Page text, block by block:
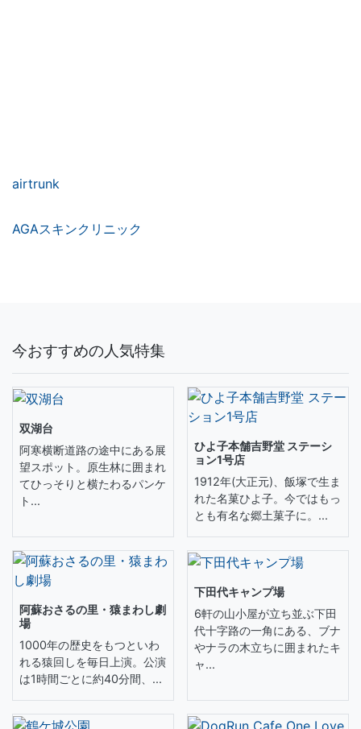
airtrunk
AGAスキンクリニック
今おすすめの人気特集
双湖台
阿寒横断道路の途中にある展
望スポット。原生林に囲まれ
てひっそりと横たわるパンケ
ト...
ひよ子本舗吉野堂 ステーシ
ョン1号店
1912年(大正元)、飯塚で生ま
れた名菓ひよ子。今ではもっ
とも有名な郷土菓子に。...
阿蘇おさるの里・猿まわし劇
場
1000年の歴史をもつといわ
れる猿回しを毎日上演。公演
は1時間ごとに約40分間、...
下田代キャンプ場
6軒の山小屋が立ち並ぶ下田
代十字路の一角にある、ブナ
やナラの木立ちに囲まれたキ
ャ...